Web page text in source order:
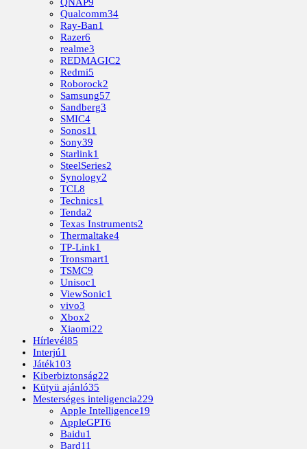
Qualcomm34
Ray-Ban1
Razer6
realme3
REDMAGIC2
Redmi5
Roborock2
Samsung57
Sandberg3
SMIC4
Sonos11
Sony39
Starlink1
SteelSeries2
Synology2
TCL8
Technics1
Tenda2
Texas Instruments2
Thermaltake4
TP-Link1
Tronsmart1
TSMC9
Unisoc1
ViewSonic1
vivo3
Xbox2
Xiaomi22
Hírlevél85
Interjú1
Játék103
Kiberbiztonság22
Kütyü ajánló35
Mesterséges inteligencia229
Apple Intelligence19
AppleGPT6
Baidu1
Bard11